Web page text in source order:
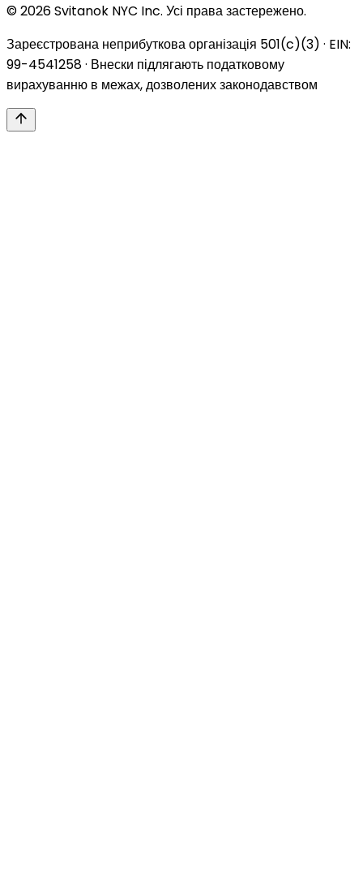
© 2026 Svitanok NYC Inc. Усі права застережено.
Зареєстрована неприбуткова організація 501(c)(3) · EIN:
99-4541258 · Внески підлягають податковому
вирахуванню в межах, дозволених законодавством